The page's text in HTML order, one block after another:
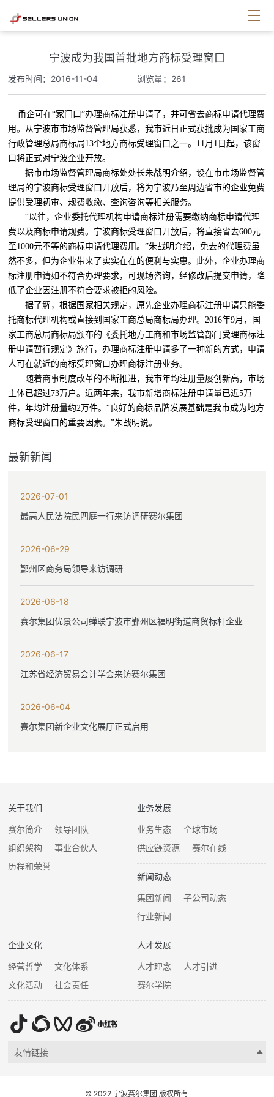
宁波成为我国首批地方商标受理窗口
发布时间：2016-11-04 浏览量：261
甬企可在“家门口”办理商标注册申请了，并可省去商标申请代理费
用。从宁波市市场监督管理局获悉，我市近日正式获批成为国家工商
行政管理总局商标局13个地方商标受理窗口之一。11月1日起，该窗
口将正式对宁波企业开放。
据市市场监督管理局商标处处长朱战明介绍，设在市市场监督管
理局的宁波商标受理窗口开放后，将为宁波乃至周边省市的企业免费
提供受理初审、规费收缴、查询咨询等相关服务。
“以往，企业委托代理机构申请商标注册需要缴纳商标申请代理
费以及商标申请规费。宁波商标受理窗口开放后，将直接省去600元
至1000元不等的商标申请代理费用。”朱战明介绍，免去的代理费虽
然不多，但为企业带来了实实在在的便利与实惠。此外，企业办理商
标注册申请如不符合办理要求，可现场咨询，经修改后提交申请，降
低了企业因注册不符合要求被拒的风险。
据了解，根据国家相关规定，原先企业办理商标注册申请只能委
托商标代理机构或直接到国家工商总局商标局办理。2016年9月，国
家工商总局商标局颁布的《委托地方工商和市场监管部门受理商标注
册申请暂行规定》施行，办理商标注册申请多了一种新的方式，申请
人可在就近的商标受理窗口办理商标注册业务。
随着商事制度改革的不断推进，我市年均注册量屡创新高，市场
主体已超过73万户。近两年来，我市新增商标注册申请量已近5万
件，年均注册量约2万件。“良好的商标品牌发展基础是我市成为地方
商标受理窗口的重要因素。”朱战明说。
最新新闻
2026-07-01
最高人民法院民四庭一行来访调研赛尔集团
2026-06-29
鄞州区商务局领导来访调研
2026-06-18
赛尔集团优景公司蝉联宁波市鄞州区福明街道商贸标杆企业
2026-06-17
江苏省经济贸易会计学会来访赛尔集团
2026-06-04
赛尔集团新企业文化展厅正式启用
关于我们
赛尔简介
领导团队
组织架构
事业合伙人
历程和荣誉
业务发展
业务生态
全球市场
供应链资源
赛尔在线
新闻动态
集团新闻
子公司动态
行业新闻
企业文化
经营哲学
文化体系
文化活动
社会责任
人才发展
人才理念
人才引进
赛尔学院
友情链接
© 2022 宁波赛尔集团 版权所有